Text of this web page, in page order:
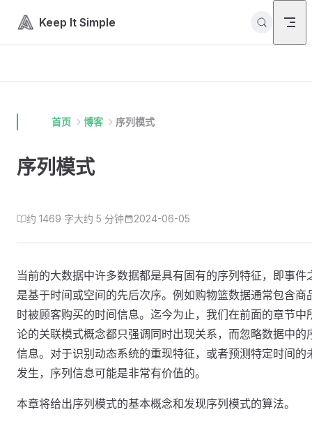
Skip to content
Keep It Simple
首页 博客 序列模式
序列模式
约 1469 字大约 5 分钟 2024-06-05
当前的大数据中许多数据都是具有固有的序列特征，即事件
是基于时间或空间的先后次序。例如购物篮数据通常包含商
时被顾客购买的时间信息。迄今为止，我们在前面的章节中
论的关联模式概念都只强调同时出现关系，而忽略数据中的
信息。对于识别动态系统的重现特征，或者预测特定时间的
发生，序列信息可能是非常有价值的。
本章将给出序列模式的基本概念和发现序列模式的算法。